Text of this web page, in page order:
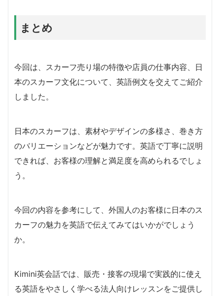
まとめ
今回は、スカーフ売り場の特徴や店員の仕事内容、日
本のスカーフ文化について、英語例文を交えてご紹介
しました。
日本のスカーフは、素材やデザインの多様さ、巻き方
のバリエーションなどが魅力です。英語で丁寧に説明
できれば、お客様の理解と満足度を高められるでしょ
う。
今回の内容を参考にして、外国人のお客様に日本のス
カーフの魅力を英語で伝えてみてはいかがでしょう
か。
Kimini英会話では、販売・接客の現場で実践的に使え
る英語をやさしく学べる法人向けレッスンをご提供し